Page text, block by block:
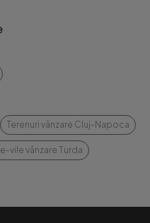
Terenuri vânzare Cluj-Napoca
vile vânzare Turda